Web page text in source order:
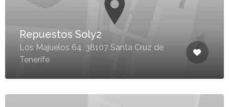
Repuestos Soly2
Los Majuelos 64, 38107 Santa Cruz de
Tenerife